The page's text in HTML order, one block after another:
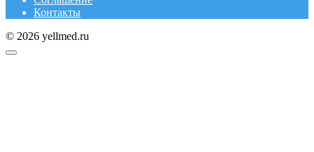
Контакты
© 2026 yellmed.ru